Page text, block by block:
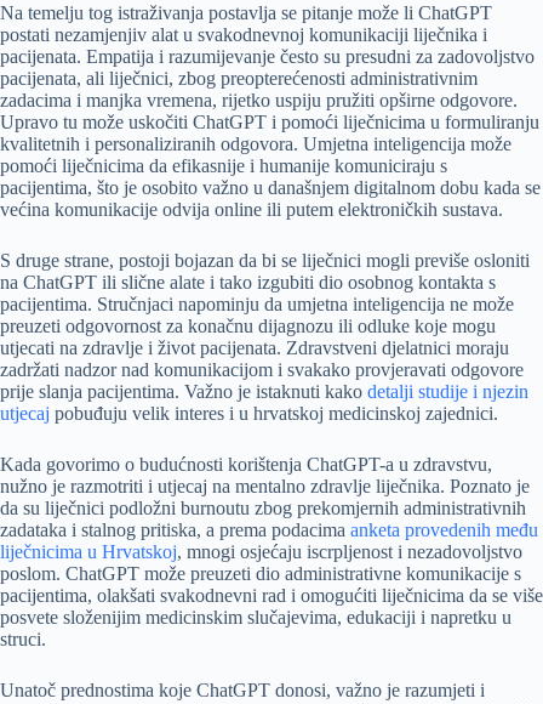
Na temelju tog istraživanja postavlja se pitanje može li ChatGPT
postati nezamjenjiv alat u svakodnevnoj komunikaciji liječnika i
pacijenata. Empatija i razumijevanje često su presudni za zadovoljstvo
pacijenata, ali liječnici, zbog preopterećenosti administrativnim
zadacima i manjka vremena, rijetko uspiju pružiti opširne odgovore.
Upravo tu može uskočiti ChatGPT i pomoći liječnicima u formuliranju
kvalitetnih i personaliziranih odgovora. Umjetna inteligencija može
pomoći liječnicima da efikasnije i humanije komuniciraju s
pacijentima, što je osobito važno u današnjem digitalnom dobu kada se
većina komunikacije odvija online ili putem elektroničkih sustava.
S druge strane, postoji bojazan da bi se liječnici mogli previše osloniti
na ChatGPT ili slične alate i tako izgubiti dio osobnog kontakta s
pacijentima. Stručnjaci napominju da umjetna inteligencija ne može
preuzeti odgovornost za konačnu dijagnozu ili odluke koje mogu
utjecati na zdravlje i život pacijenata. Zdravstveni djelatnici moraju
zadržati nadzor nad komunikacijom i svakako provjeravati odgovore
prije slanja pacijentima. Važno je istaknuti kako detalji studije i njezin
utjecaj pobuđuju velik interes i u hrvatskoj medicinskoj zajednici.
Kada govorimo o budućnosti korištenja ChatGPT-a u zdravstvu,
nužno je razmotriti i utjecaj na mentalno zdravlje liječnika. Poznato je
da su liječnici podložni burnoutu zbog prekomjernih administrativnih
zadataka i stalnog pritiska, a prema podacima anketa provedenih među
liječnicima u Hrvatskoj, mnogi osjećaju iscrpljenost i nezadovoljstvo
poslom. ChatGPT može preuzeti dio administrativne komunikacije s
pacijentima, olakšati svakodnevni rad i omogućiti liječnicima da se više
posvete složenijim medicinskim slučajevima, edukaciji i napretku u
struci.
Unatoč prednostima koje ChatGPT donosi, važno je razumjeti i